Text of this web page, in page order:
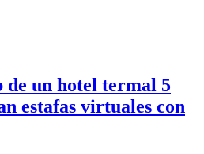
de un hotel termal 5
estafas virtuales con